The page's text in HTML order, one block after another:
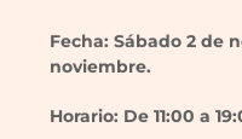
Fecha: Sábado 2 de
noviembre.
Horario: De 11:00 a